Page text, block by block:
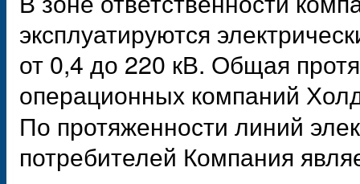
эксплуатируются
от 0,4 до 220 кВ. Общая
операционных компаний
По протяженности линий
потребителей Компания